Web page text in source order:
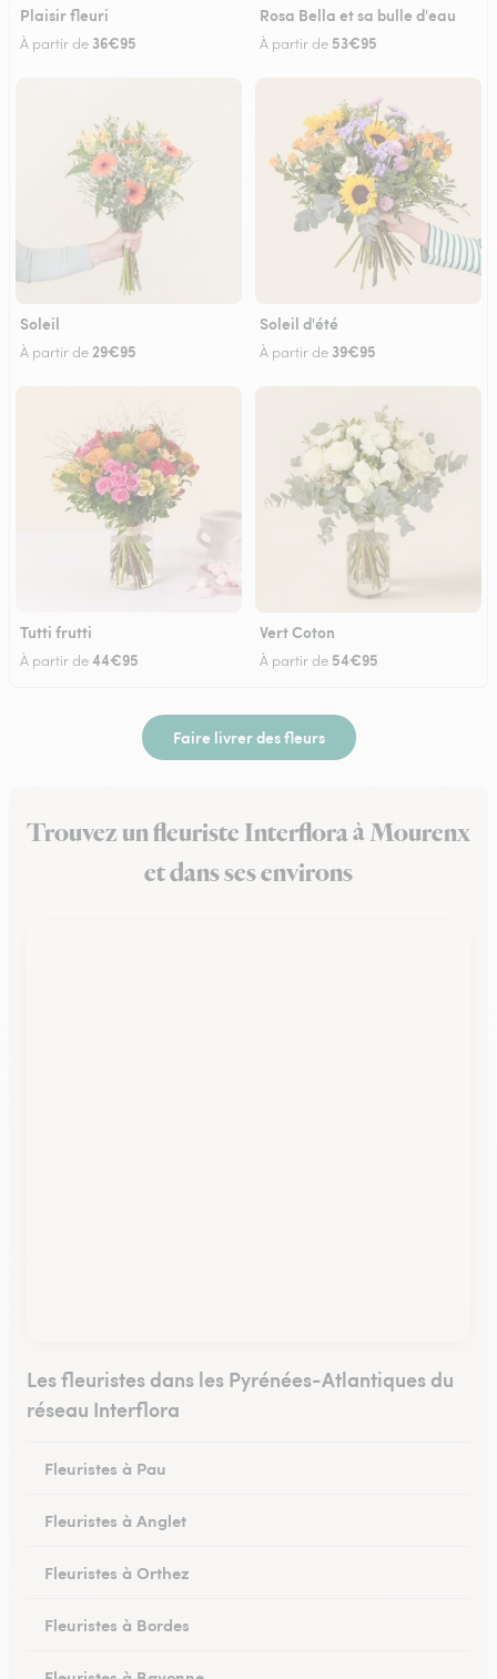
Plaisir fleuri
À partir de 36€95
Rosa Bella et sa bulle d'eau
À partir de 53€95
Soleil
À partir de 29€95
Soleil d'été
À partir de 39€95
Tutti frutti
À partir de44€95
Vert Coton
À partir de 54€95
Faire livrer des fleurs
Trouvez un fleuriste Interflora à Mourenx
et dans ses environs
Les fleuristes dans les Pyrénées-Atlantiques du
réseau Interflora
Fleuristes à Pau
Fleuristes à Anglet
Fleuristes à Orthez
Fleuristes à Bordes